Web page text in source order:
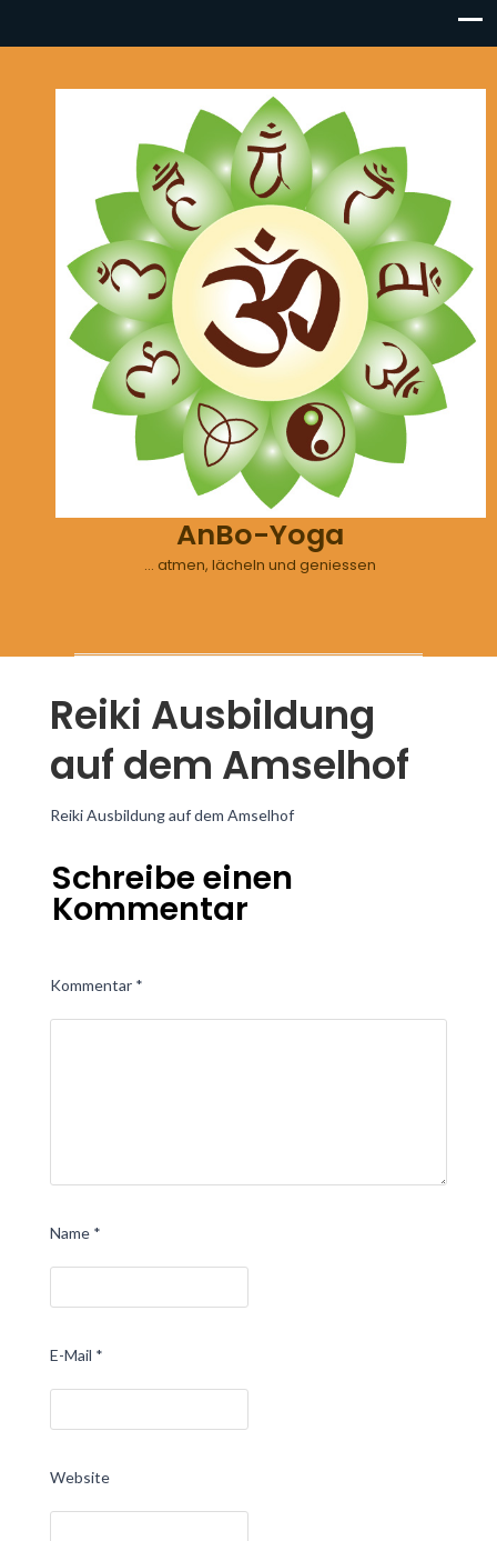
AnBo-Yoga
… atmen, lächeln und geniessen
Reiki Ausbildung
auf dem Amselhof
Reiki Ausbildung auf dem Amselhof
Schreibe einen
Kommentar
Kommentar *
Name *
E-Mail *
Website